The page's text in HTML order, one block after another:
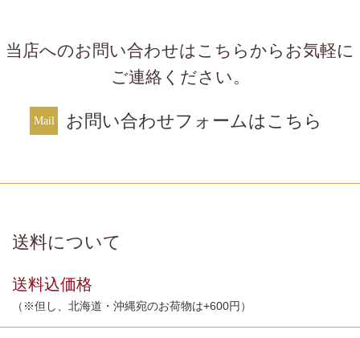
当店へのお問い合わせはこちらからお気軽に
ご連絡ください。
お問い合わせフォームはこちら
送料について
送料込価格
（※但し、北海道・沖縄宛のお荷物は+600円）